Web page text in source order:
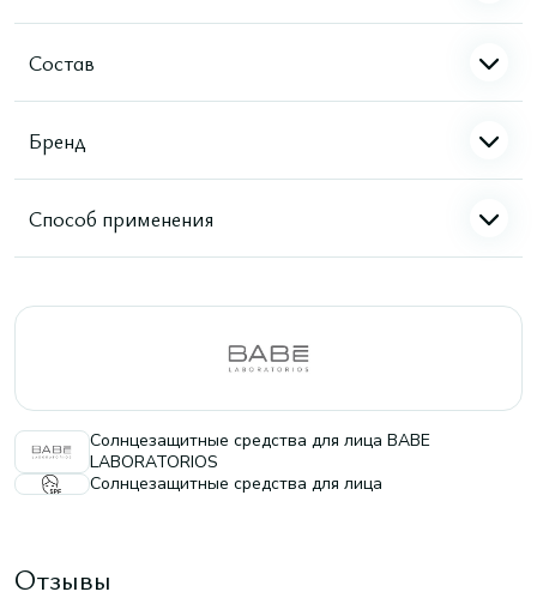
Состав
Бренд
Способ применения
Солнцезащитные средства для лица BABE
LABORATORIOS
Солнцезащитные средства для лица
Отзывы